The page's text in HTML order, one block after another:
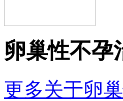
卵巢性不孕
更多关于卵